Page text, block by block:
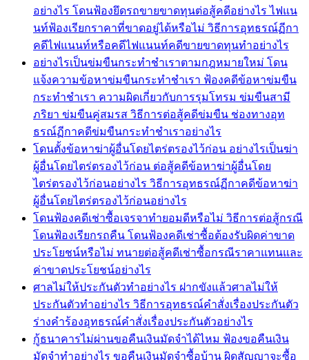
อย่างไร โดนฟ้องยึดรถขายขาดทุนต่อสู้คดีอย่างไร ไฟแน
นท์ฟ้องเรียกราคาที่ขาดอยู่ได้หรือไม่ วิธีการอุทธรณ์ฏีกา
คดีไฟแนนท์หรือคดีไฟแนนท์คดีขายขาดทุนทำอย่างไร
อย่างไรเป็นข่มขืนกระทำชำเราตามกฎหมายใหม่ โดน
แจ้งความข้อหาข่มขืนกระทำชำเรา ฟ้องคดีข้อหาข่มขืน
กระทำชำเรา ความผิดเกี่ยวกับการรุมโทรม ข่มขืนสามี
ภริยา ข่มขืนคู่สมรส วิธีการต่อสู้คดีข่มขืน ช่องทางอุท
ธรณ์ฏีกาคดีข่มขืนกระทำชำเราอย่างไร
โดนตั้งข้อหาฆ่าผู้อื่นโดยไตร่ตรองไว้ก่อน อย่างไรเป็นฆ่า
ผู้อื่นโดยไตร่ตรองไว้ก่อน ต่อสู้คดีข้อหาฆ่าผู้อื่นโดย
ไตร่ตรองไว้ก่อนอย่างไร วิธีการอุทธรณ์ฏีกาคดีข้อหาฆ่า
ผู้อื่นโดยไตร่ตรองไว้ก่อนอย่างไร
โดนฟ้องคดีเช่าซื้อเจรจาทำยอมดีหรือไม่ วิธีการต่อสู้กรณี
โดนฟ้องเรียกรถคืน โดนฟ้องคดีเช่าซื้อต้องรับผิดค่าขาด
ประโยชน์หรือไม่ ทนายต่อสู้คดีเช่าซื้อกรณีราคาแทนและ
ค่าขาดประโยชน์อย่างไร
ศาลไม่ให้ประกันตัวทำอย่างไร ฝากขังแล้วศาลไม่ให้
ประกันตัวทำอย่างไร วิธีการอุทธรณ์คำสั่งเรื่องประกันตัว
ร่างคำร้องอุทธรณ์คำสั่งเรื่องประกันตัวอย่างไร
กู้ธนาคารไม่ผ่านขอคืนเงินมัดจำได้ไหม ฟ้องขอคืนเงิน
มัดจำทำอย่างไร ขอคืนเงินมัดจำซื้อบ้าน ผิดสัญญาจะซื้อ